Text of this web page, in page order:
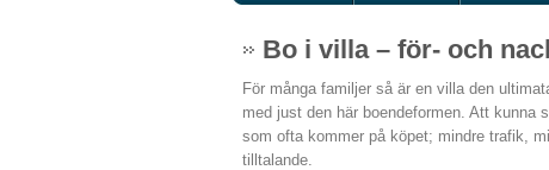
Bo i villa – för- och
För många familjer så är en villa den
med just den här boendeformen. Att kunna
som ofta kommer på köpet; mindre trafik,
tilltalande.